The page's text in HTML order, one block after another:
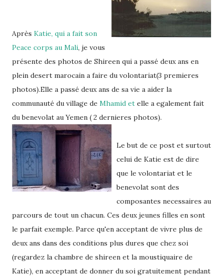
Après Katie, qui a fait son
Peace corps au Mali, je vous
présente des photos de Shireen qui a passé deux ans en
plein desert marocain a faire du volontariat(3 premieres
photos).Elle a passé deux ans de sa vie a aider la
communauté du village de Mhamid et elle a egalement fait
du benevolat au Yemen ( 2 dernieres photos).
Le but de ce post et surtout
celui de Katie est de dire
que le volontariat et le
benevolat sont des
composantes necessaires au
parcours de tout un chacun. Ces deux jeunes filles en sont
le parfait exemple. Parce qu'en acceptant de vivre plus de
deux ans dans des conditions plus dures que chez soi
(regardez la chambre de shireen et la moustiquaire de
Katie), en acceptant de donner du soi gratuitement pendant